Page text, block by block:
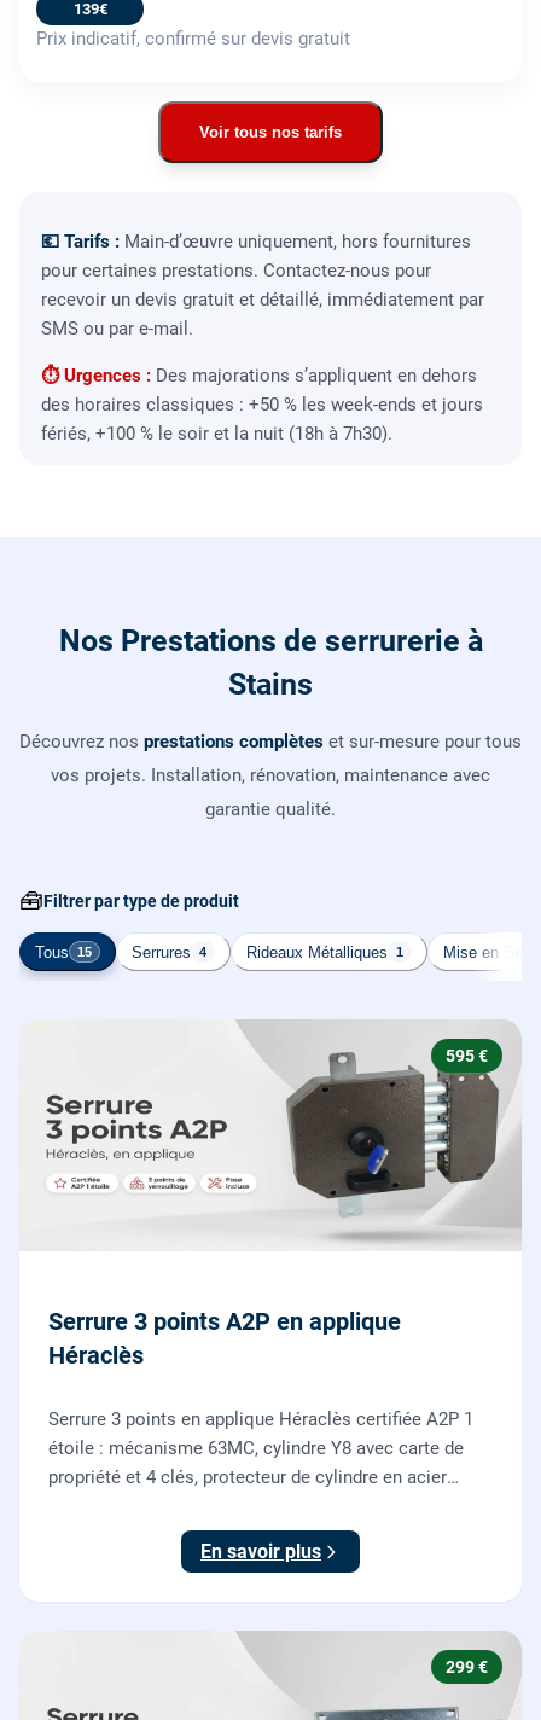
139€
Prix indicatif, confirmé sur devis gratuit
Voir tous nos tarifs
💶 Tarifs : Main-d’œuvre uniquement, hors fournitures
pour certaines prestations. Contactez-nous pour
recevoir un devis gratuit et détaillé, immédiatement par
SMS ou par e-mail.
⏱ Urgences : Des majorations s’appliquent en dehors
des horaires classiques : +50 % les week-ends et jours
fériés, +100 % le soir et la nuit (18h à 7h30).
Nos Prestations de serrurerie à
Stains
Découvrez nos prestations complètes et sur-mesure pour tous
vos projets. Installation, rénovation, maintenance avec
garantie qualité.
🧰Filtrer par type de produit
Tous 15 Serrures 4 Rideaux Métalliques 1 Mise en
595 €
Serrure 3 points A2P en applique
Héraclès
Serrure 3 points en applique Héraclès certifiée A2P 1
étoile : mécanisme 63MC, cylindre Y8 avec carte de
propriété et 4 clés, protecteur de cylindre en acier
renforcer une porte d'entrée existante.
En savoir plus
299 €